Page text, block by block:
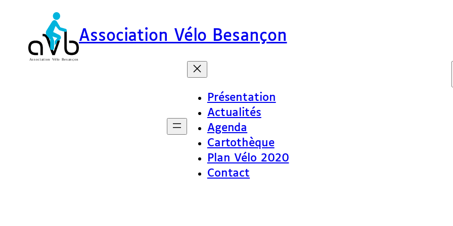
Association Vélo Besançon
Présentation
Actualités
Agenda
Cartothèque
Plan Vélo 2020
Contact